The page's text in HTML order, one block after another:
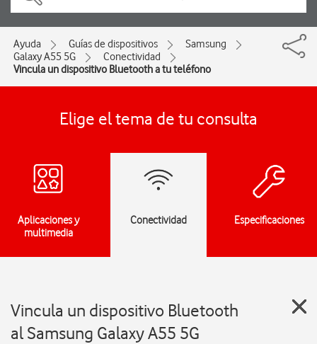
Ayuda Guías de dispositivos
Samsung
Galaxy A55 5G
Conectividad
Vincula un dispositivo Bluetooth a tu teléfono
Elige el tema de tu consulta
Aplicaciones y
multimedia
Conectividad Especificaciones
Vincula un dispositivo Bluetooth
al Samsung Galaxy A55 5G